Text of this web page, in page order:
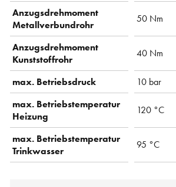
Anzugsdrehmoment
Metallverbundrohr
50 Nm
Anzugsdrehmoment
Kunststoffrohr
40 Nm
max. Betriebsdruck
10 bar
max. Betriebstemperatur
Heizung
120 °C
max. Betriebstemperatur
Trinkwasser
95 °C